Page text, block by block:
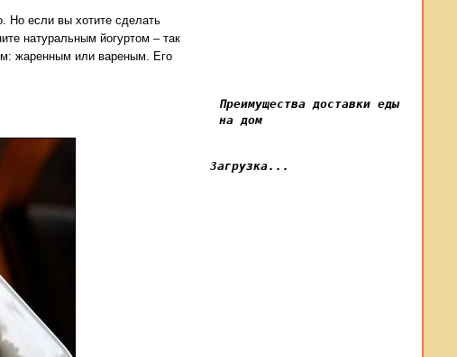
Но если вы хотите сделать
натуральным йогуртом – так
жаренным или вареным. Его
Преимущества доставки еды
на дом
Загрузка...